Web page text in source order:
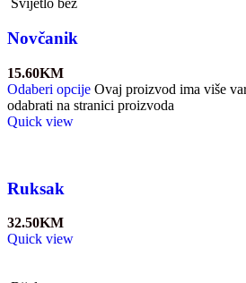
Svijetlo bež
Novčanik
15.60KM
Odaberi opcije Ovaj proizvod ima više
odabrati na stranici proizvoda
Quick view
Ruksak
32.50KM
Quick view